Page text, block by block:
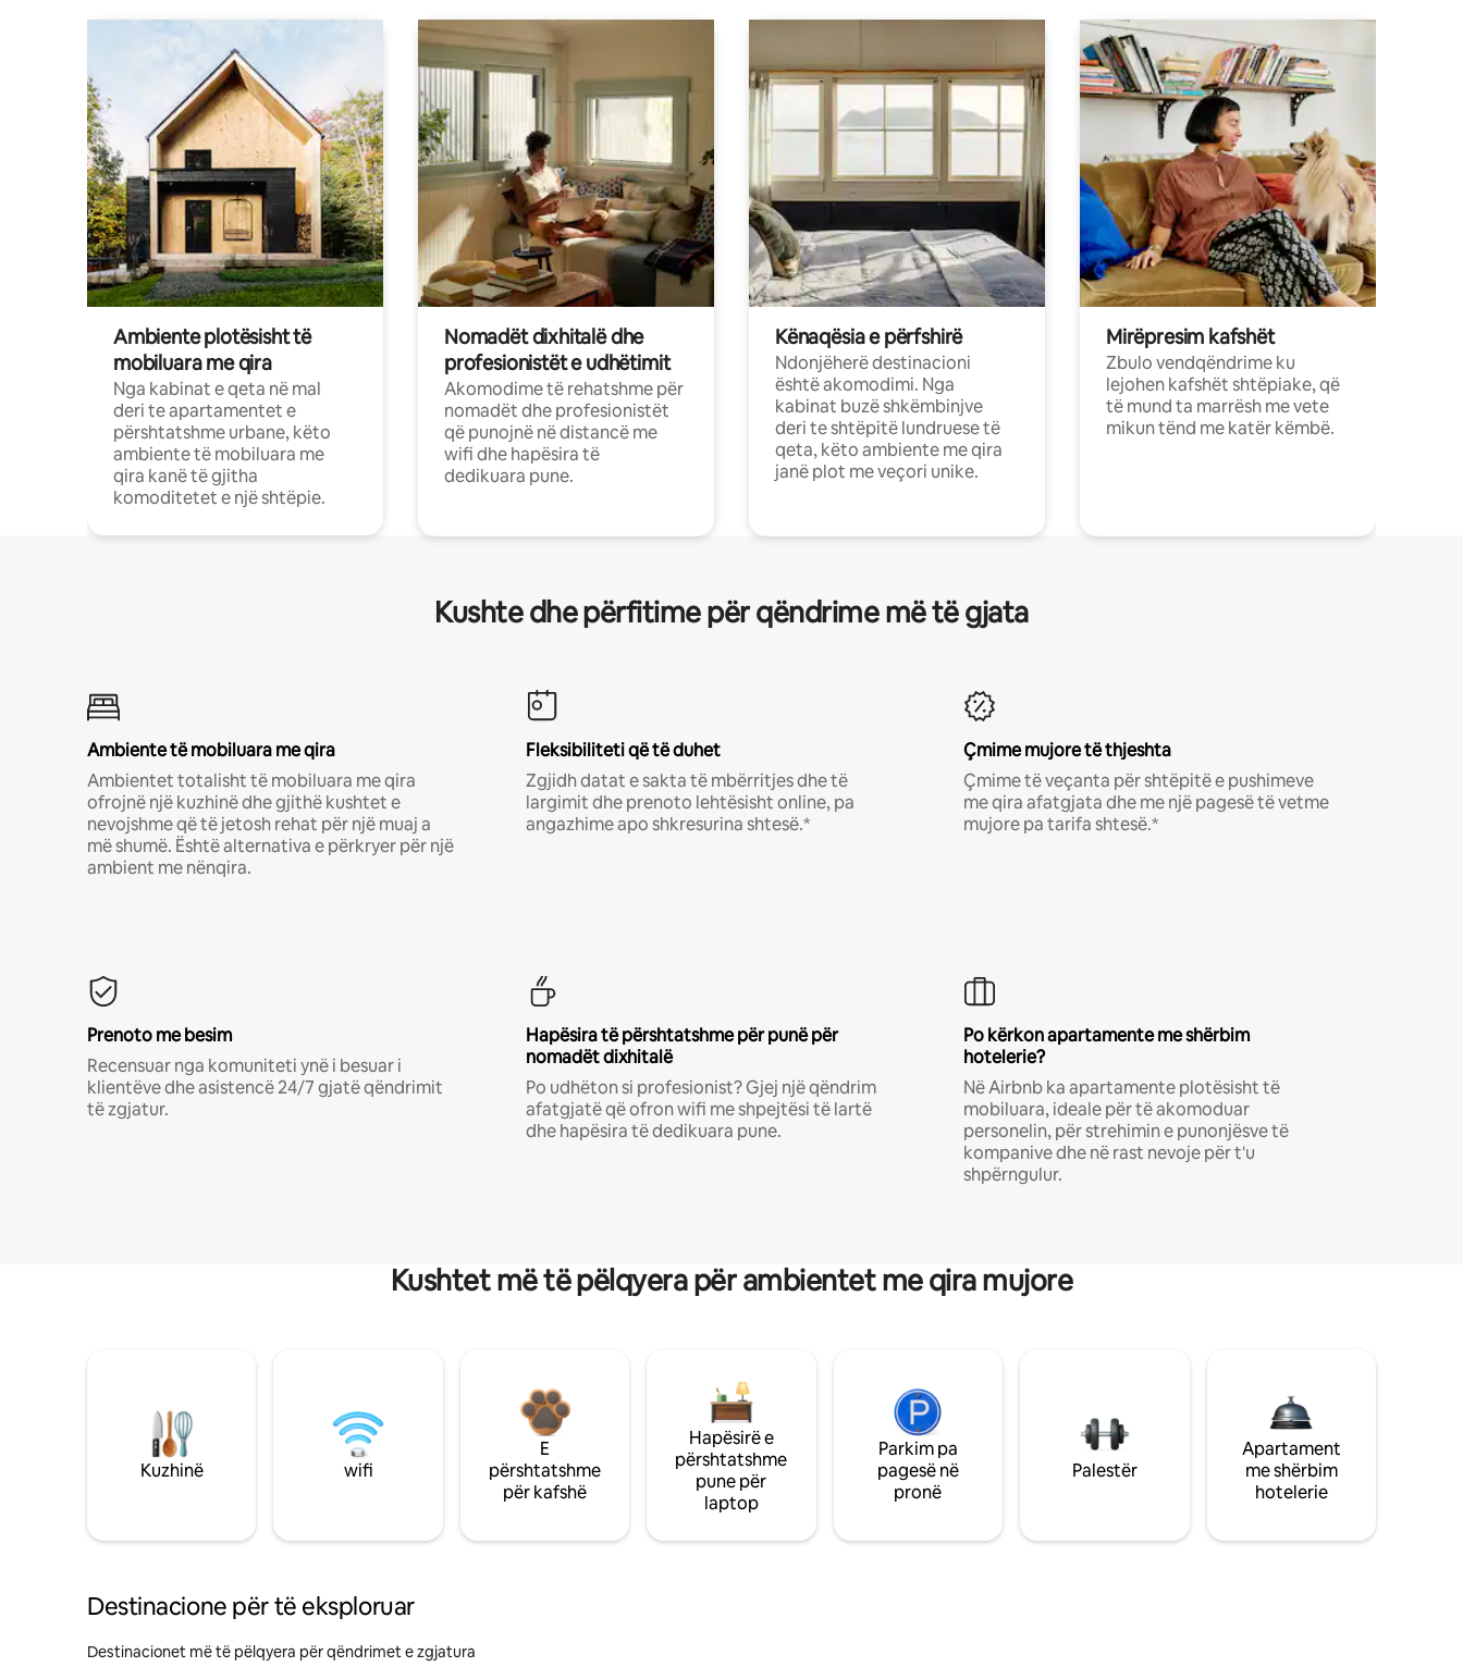
Ambiente plotësisht të
mobiluara me qira
Nga kabinat e qeta në mal
deri te apartamentet e
përshtatshme urbane, këto
ambiente të mobiluara me
qira kanë të gjitha
komoditetet e një shtëpie.
Nomadët dixhitalë dhe
profesionistët e udhëtimit
Akomodime të rehatshme për
nomadët dhe profesionistët
që punojnë në distancë me
wifi dhe hapësira të
dedikuara pune.
Kënaqësia e përfshirë
Ndonjëherë destinacioni
është akomodimi. Nga
kabinat buzë shkëmbinjve
deri te shtëpitë lundruese të
qeta, këto ambiente me qira
janë plot me veçori unike.
Mirëpresim kafshët
Zbulo vendqëndrime ku
lejohen kafshët shtëpiake, që
të mund ta marrësh me vete
mikun tënd me katër këmbë.
Kushte dhe përfitime për qëndrime më të gjata
Ambiente të mobiluara me qira
Ambientet totalisht të mobiluara me qira
ofrojnë një kuzhinë dhe gjithë kushtet e
nevojshme që të jetosh rehat për një muaj a
më shumë. Është alternativa e përkryer për një
ambient me nënqira.
Fleksibiliteti që të duhet
Zgjidh datat e sakta të mbërritjes dhe të
largimit dhe prenoto lehtësisht online, pa
angazhime apo shkresurina shtesë.*
Çmime mujore të thjeshta
Çmime të veçanta për shtëpitë e pushimeve
me qira afatgjata dhe me një pagesë të vetme
mujore pa tarifa shtesë.*
Prenoto me besim
Recensuar nga komuniteti ynë i besuar i
klientëve dhe asistencë 24/7 gjatë qëndrimit
të zgjatur.
Hapësira të përshtatshme për punë për
nomadët dixhitalë
Po udhëton si profesionist? Gjej një qëndrim
afatgjatë që ofron wifi me shpejtësi të lartë
dhe hapësira të dedikuara pune.
Po kërkon apartamente me shërbim
hotelerie?
Në Airbnb ka apartamente plotësisht të
mobiluara, ideale për të akomoduar
personelin, për strehimin e punonjësve të
kompanive dhe në rast nevoje për t'u
shpërngulur.
Kushtet më të pëlqyera për ambientet me qira mujore
Kuzhinë wifi
E
përshtatshme
për kafshë
Hapësirë e
përshtatshme
pune për
laptop
Parkim pa
pagesë në
pronë
Palestër
Apartament
me shërbim
hotelerie
Destinacione për të eksploruar
Destinacionet më të pëlqyera për qëndrimet e zgjatura